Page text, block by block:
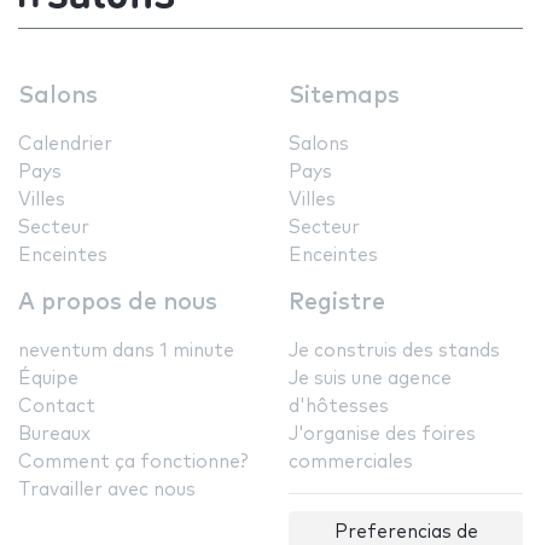
Salons
Calendrier
Pays
Villes
Secteur
Enceintes
Sitemaps
Salons
Pays
Villes
Secteur
Enceintes
A propos de nous
neventum dans 1 minute
Équipe
Contact
Bureaux
Comment ça fonctionne?
Travailler avec nous
Registre
Je construis des stands
Je suis une agence
d'hôtesses
J'organise des foires
commerciales
Preferencias de